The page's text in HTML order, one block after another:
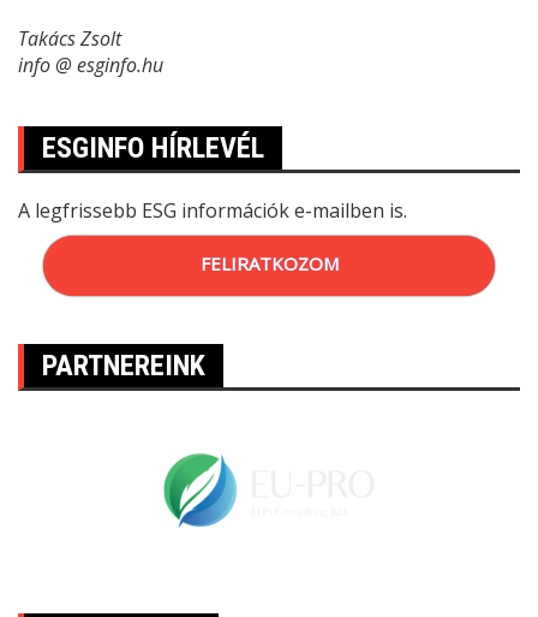
Takács Zsolt
info @ esginfo.hu
ESGINFO HÍRLEVÉL
A legfrissebb ESG információk e-mailben is.
FELIRATKOZOM
PARTNEREINK